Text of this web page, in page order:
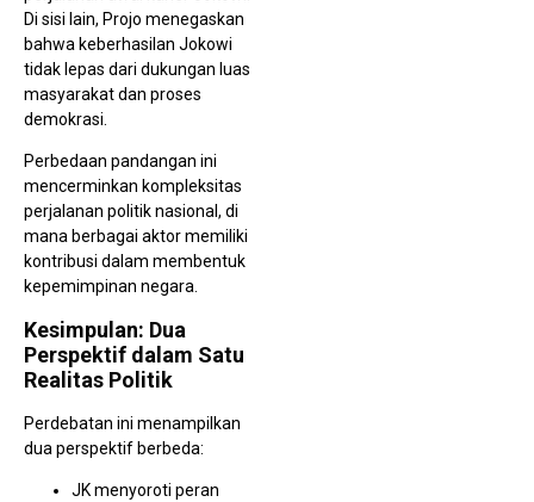
Di sisi lain, Projo menegaskan
bahwa keberhasilan Jokowi
tidak lepas dari dukungan luas
masyarakat dan proses
demokrasi.
Perbedaan pandangan ini
mencerminkan kompleksitas
perjalanan politik nasional, di
mana berbagai aktor memiliki
kontribusi dalam membentuk
kepemimpinan negara.
Kesimpulan: Dua
Perspektif dalam Satu
Realitas Politik
Perdebatan ini menampilkan
dua perspektif berbeda:
JK menyoroti peran